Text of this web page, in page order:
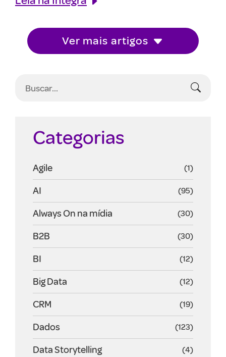
Ver mais artigos
Categorias
Agile (1)
AI (95)
Always On na mídia (30)
B2B (30)
BI (12)
Big Data (12)
CRM (19)
Dados (123)
Data Storytelling (4)